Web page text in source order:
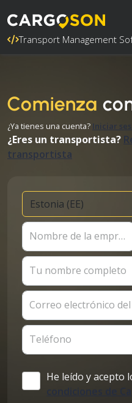
Transport Management
Comienza
¿Ya tienes una cuenta? Iniciar
¿Eres un transportista?
transportista
Nombre de la empresa
Tu nombre completo
Correo electrónico
Teléfono
He leído y acepto
condiciones de